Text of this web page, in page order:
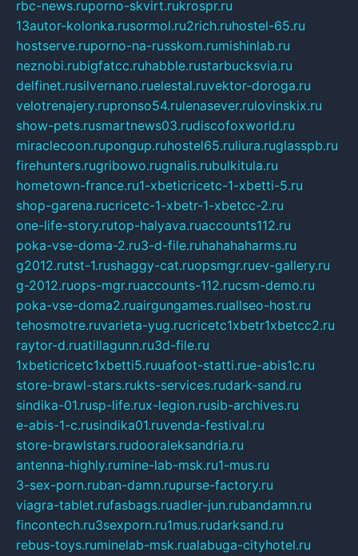
rbc-news.ruporno-skvirt.rukrospr.ru
13autor-kolonka.rusormol.ru2rich.ruhostel-65.ru
hostserve.ruporno-na-russkom.rumishinlab.ru
neznobi.rubigfatcc.ruhabble.rustarbucksvia.ru
delfinet.rusilvernano.ruelestal.ruvektor-doroga.ru
velotrenajery.rupronso54.rulenasever.rulovinskix.ru
show-pets.rusmartnews03.rudiscofoxworld.ru
miraclecoon.rupongup.ruhostel65.ruliura.ruglasspb.ru
firehunters.rugribowo.rugnalis.rubulkitula.ru
hometown-france.ru1-xbeticricetc-1-xbetti-5.ru
shop-garena.rucricetc-1-xbetr-1-xbetcc-2.ru
one-life-story.rutop-halyava.ruaccounts112.ru
poka-vse-doma-2.ru3-d-file.ruhahahaharms.ru
g2012.rutst-1.rushaggy-cat.ruopsmgr.ruev-gallery.ru
g-2012.ruops-mgr.ruaccounts-112.rucsm-demo.ru
poka-vse-doma2.ruairgungames.ruallseo-host.ru
tehosmotre.ruvarieta-yug.rucricetc1xbetr1xbetcc2.ru
raytor-d.ruatillagunn.ru3d-file.ru
1xbeticricetc1xbetti5.ruuafoot-statti.rue-abis1c.ru
store-brawl-stars.rukts-services.rudark-sand.ru
sindika-01.rusp-life.rux-legion.rusib-archives.ru
e-abis-1-c.rusindika01.ruvenda-festival.ru
store-brawlstars.rudooraleksandria.ru
antenna-highly.rumine-lab-msk.ru1-mus.ru
3-sex-porn.ruban-damn.rupurse-factory.ru
viagra-tablet.rufasbags.ruadler-jun.rubandamn.ru
fincontech.ru3sexporn.ru1mus.rudarksand.ru
rebus-toys.ruminelab-msk.rualabuga-cityhotel.ru